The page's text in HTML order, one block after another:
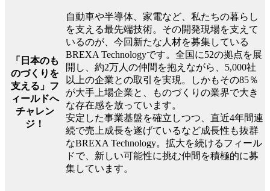
「日本のも
のづくりを
支える」フ
ィールドへ
チャレン
ジ！
自動車や半導体、家電など、私たちの暮らし
を支える最先端技術。その開発現場を支えて
いるのが、今回新たな人材を募集している
BREXA Technologyです。全国に52の拠点を展
開し、約2万人の仲間を抱えながら、5,000社
以上の企業との取引を実現。しかもその85％
が大手上場企業と、ものづくりの業界で大き
な存在感を放っています。
安定した事業基盤を確立しつつ、直近4年間連
続で売上成長を遂げているなど成長性も抜群
なBREXA Technology。拡大を続けるフィール
ドで、新しい可能性に挑む仲間を積極的に募
集しています。